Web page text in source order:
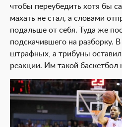
чтобы переубедить хотя бы
махать не стал, а словами
подальше от себя. Туда же
подскачившего на разборку.
штрафных, а трибуны
реакции. Им такой баскетбол